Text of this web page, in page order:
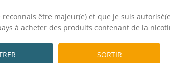
être majeur(e) et que je suis
à acheter des produits contenant de la
SORTIR
avis